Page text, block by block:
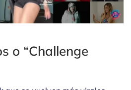
o “Challenge